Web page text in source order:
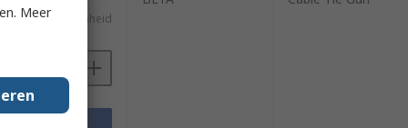
€ 59,74/eenheid
Meer